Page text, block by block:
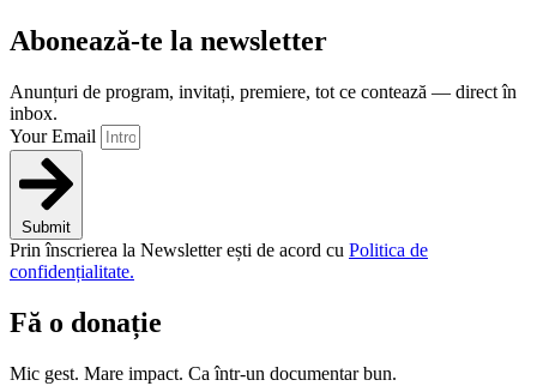
Abonează-te la newsletter
Anunțuri de program, invitați, premiere, tot ce contează — direct în
inbox.
Your Email
Submit
Prin înscrierea la Newsletter ești de acord cu Politica de
confidențialitate.
Fă o donație
Mic gest. Mare impact. Ca într-un documentar bun.